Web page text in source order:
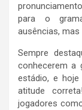
para o
ausências,
Sempre
conhecerem a
estádio, e
atitude
jogadores